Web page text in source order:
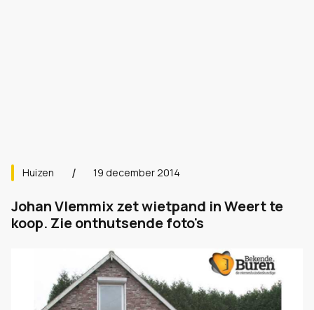
Huizen 19 december 2014
Johan Vlemmix zet wietpand in Weert te
koop. Zie onthutsende foto's